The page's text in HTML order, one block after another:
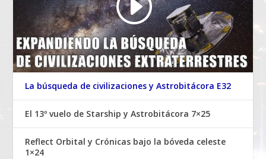
La búsqueda de civilizaciones y Astrobitácora E32
El 13º vuelo de Starship y Astrobitácora 7×25
Reflect Orbital y Crónicas bajo la bóveda celeste
1×24